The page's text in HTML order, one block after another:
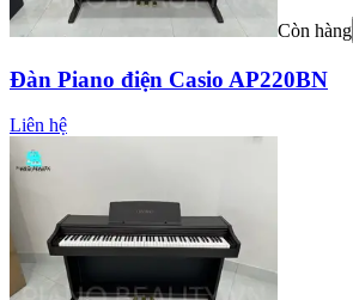
Còn hàng
Đàn Piano điện Casio AP220BN
Liên hệ